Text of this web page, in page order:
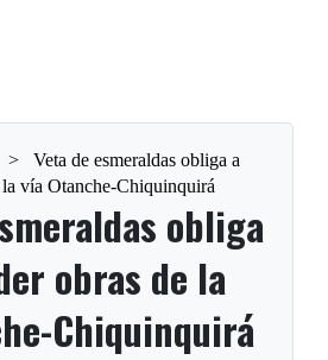
>
Veta de esmeraldas obliga a
la vía Otanche-Chiquinquirá
obliga
obras de la
Chiquinquirá